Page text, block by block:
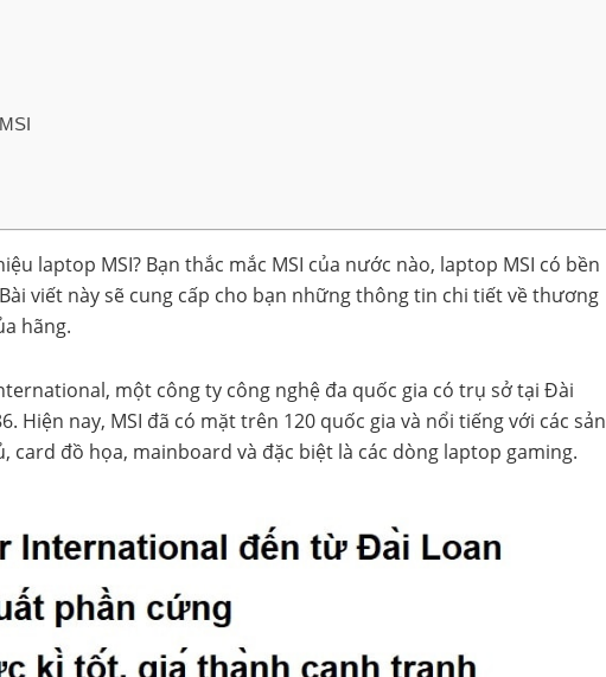
laptop MSI? Bạn thắc mắc MSI của nước nào, laptop MSI có bền
viết này sẽ cung cấp cho bạn những thông tin chi tiết về thương
hãng.
một công ty công nghệ đa quốc gia có trụ sở tại Đài
Hiện nay, MSI đã có mặt trên 120 quốc gia và nổi tiếng với các sản
card đồ họa, mainboard và đặc biệt là các dòng laptop gaming.